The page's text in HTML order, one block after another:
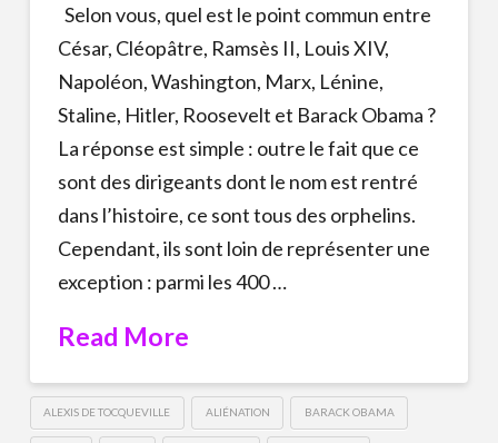
Selon vous, quel est le point commun entre
César, Cléopâtre, Ramsès II, Louis XIV,
Napoléon, Washington, Marx, Lénine,
Staline, Hitler, Roosevelt et Barack Obama ?
La réponse est simple : outre le fait que ce
sont des dirigeants dont le nom est rentré
dans l’histoire, ce sont tous des orphelins.
Cependant, ils sont loin de représenter une
exception : parmi les 400 …
Read More
ALEXIS DE TOCQUEVILLE ALIÉNATION BARACK OBAMA